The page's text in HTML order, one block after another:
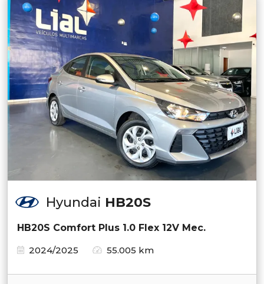
Hyundai HB20S
HB20S Comfort Plus 1.0 Flex 12V Mec.
2024/2025
55.005 km